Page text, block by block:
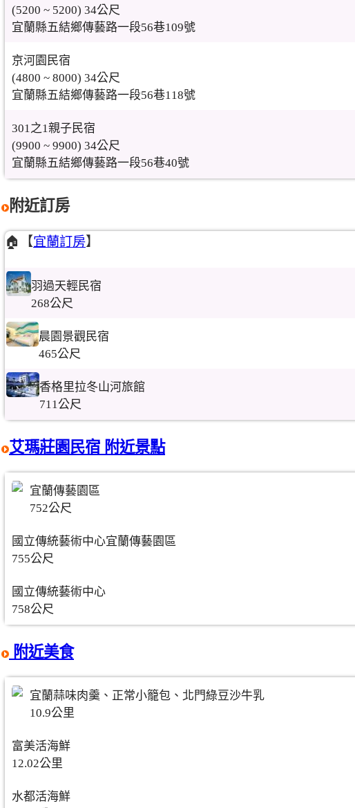
(5200 ~ 5200) 34公尺
宜蘭縣五結鄉傳藝路一段56巷109號
京河園民宿
(4800 ~ 8000) 34公尺
宜蘭縣五結鄉傳藝路一段56巷118號
301之1親子民宿
(9900 ~ 9900) 34公尺
宜蘭縣五結鄉傳藝路一段56巷40號
附近訂房
🏠【宜蘭訂房】
羽過天輕民宿
268公尺
晨園景觀民宿
465公尺
香格里拉冬山河旅館
711公尺
艾瑪莊園民宿 附近景點
宜蘭傳藝園區
752公尺
國立傳統藝術中心宜蘭傳藝園區
755公尺
國立傳統藝術中心
758公尺
附近美食
宜蘭蒜味肉羹、正常小籠包、北門綠豆沙牛乳
10.9公里
富美活海鮮
12.02公里
水都活海鮮